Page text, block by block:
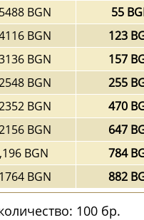
BGN
55
BGN
123
BGN
157
BGN
255
BGN
470
BGN
647
BGN
784
BGN 882
100 бр.